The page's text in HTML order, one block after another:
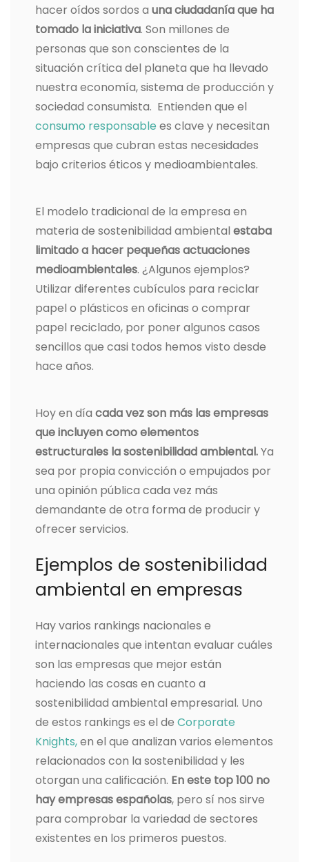
hacer oídos sordos a una ciudadanía que ha
tomado la iniciativa. Son millones de
personas que son conscientes de la
situación crítica del planeta que ha llevado
nuestra economía, sistema de producción y
sociedad consumista. Entienden que el
consumo responsable es clave y necesitan
empresas que cubran estas necesidades
bajo criterios éticos y medioambientales.
El modelo tradicional de la empresa en
materia de sostenibilidad ambiental estaba
limitado a hacer pequeñas actuaciones
medioambientales. ¿Algunos ejemplos?
Utilizar diferentes cubículos para reciclar
papel o plásticos en oficinas o comprar
papel reciclado, por poner algunos casos
sencillos que casi todos hemos visto desde
hace años.
Hoy en día cada vez son más las empresas
que incluyen como elementos
estructurales la sostenibilidad ambiental.Ya
sea por propia convicción o empujados por
una opinión pública cada vez más
demandante de otra forma de producir y
ofrecer servicios.
Ejemplos de sostenibilidad
ambiental en empresas
Hay varios rankings nacionales e
internacionales que intentan evaluar cuáles
son las empresas que mejor están
haciendo las cosas en cuanto a
sostenibilidad ambiental empresarial. Uno
de estos rankings es el de Corporate
Knights,en el que analizan varios elementos
relacionados con la sostenibilidad y les
otorgan una calificación. En este top 100 no
hay empresas españolas, pero sí nos sirve
para comprobar la variedad de sectores
existentes en los primeros puestos.